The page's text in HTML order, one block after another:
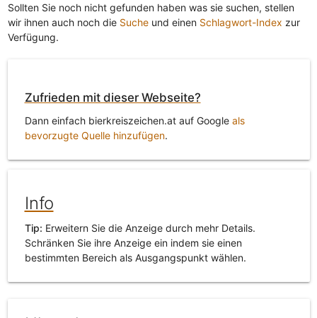
Sollten Sie noch nicht gefunden haben was sie suchen, stellen
wir ihnen auch noch die Sucheund einen Schlagwort-Index zur
Verfügung.
Zufrieden mit dieser Webseite?
Dann einfach bierkreiszeichen.at auf Google als
bevorzugte Quelle hinzufügen.
Info
Tip: Erweitern Sie die Anzeige durch mehr Details.
Schränken Sie ihre Anzeige ein indem sie einen
bestimmten Bereich als Ausgangspunkt wählen.